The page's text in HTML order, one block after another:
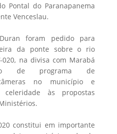
Pontal do Paranapanema
Venceslau.
foram pedido para
da ponte sobre o rio
020, na divisa com Marabá
de programa de
no município e
às propostas
constitui em importante